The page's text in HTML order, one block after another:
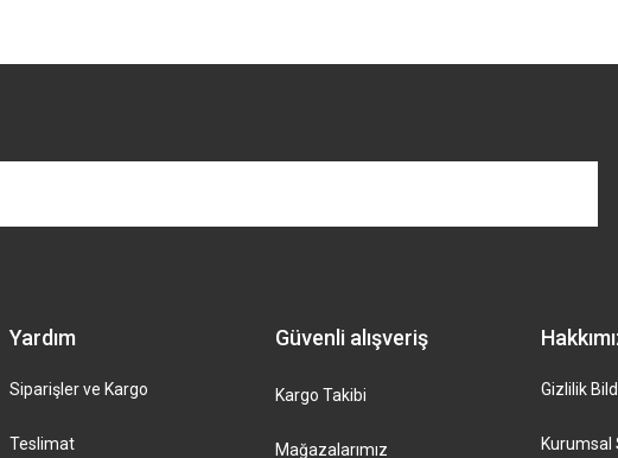
Yardım
Siparişler ve Kargo
Teslimat
Güvenli alışveriş
Kargo Takibi
Mağazalarımız
Gizlilik
Kurumsal